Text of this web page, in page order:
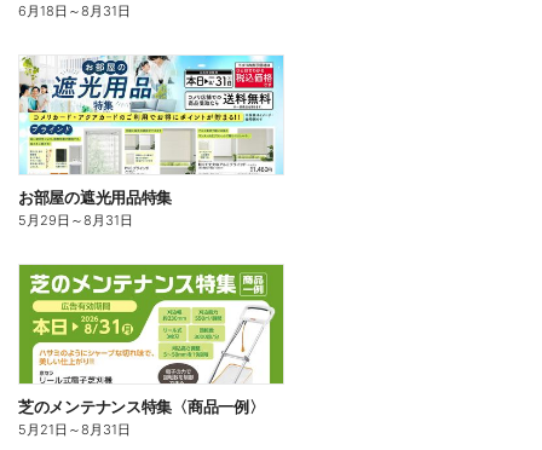
6月18日 ～8月31日
お部屋の遮光用品特集
5月29日 ～8月31日
芝のメンテナンス特集〈商品一例〉
5月21日 ～8月31日